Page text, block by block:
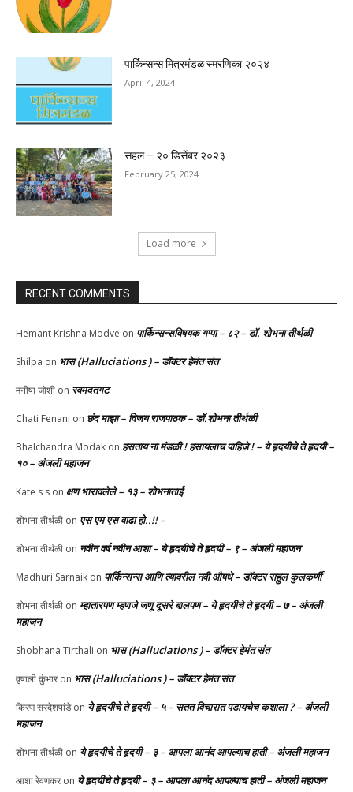
पार्किन्सन्स मित्रमंडळ स्मरणिका २०२४
April 4, 2024
सहल – २० डिसेंबर २०२३
February 25, 2024
Load more
RECENT COMMENTS
Hemant Krishna Modve on पार्किन्सन्सविषयक गप्पा – ८२ – डॉ. शोभना तीर्थळी
Shilpa on भास (Halluciations ) – डॉक्टर हेमंत संत
मनीषा जोशी on स्वमदतगट
Chati Fenani on छंद माझा – विजय राजपाठक – डॉ.शोभना तीर्थळी
Bhalchandra Modak on हसताय ना मंडळी‌ ! हसायलाच पाहिजे ! – ये हृदयीचे ते हृदयी –
१० – अंजली महाजन
Kate s s on क्षण भारावलेले – १३ – शोभनाताई
शोभना तीर्थळी on एस एम एस वाढा हो..!! –
शोभना तीर्थळी on नवीन वर्ष नवीन आशा – ये हृदयीचे ते हृदयी – ९ – अंजली महाजन
Madhuri Sarnaik on पार्किन्सन्स आणि त्यावरील नवी औषधे – डॉक्टर राहुल कुलकर्णी
शोभना तीर्थळी on म्हातारपण म्हणजे जणू दूसरे बालपण – ये हृदयीचे ते हृदयी – ७ – अंजली
महाजन
Shobhana Tirthali on भास (Halluciations ) – डॉक्टर हेमंत संत
वृषाली कुंभारon भास (Halluciations ) – डॉक्टर हेमंत संत
किरण सरदेशपांडेon ये हृदयीचे ते हृदयी – ५ – सतत विचारात पडायचेच कशाला ? – अंजली
महाजन
शोभना तीर्थळी on ये हृदयीचे ते हृदयी – ३ – आपला आनंद आपल्याच हाती – अंजली महाजन
आशा रेवणकरon ये हृदयीचे ते हृदयी – ३ – आपला आनंद आपल्याच हाती – अंजली महाजन